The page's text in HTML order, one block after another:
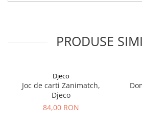
PRODUSE
Djeco
Joc de carti Zanimatch,
Djeco
84,00 RON